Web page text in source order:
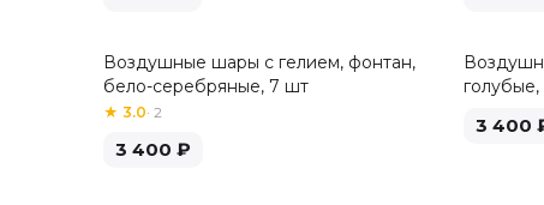
Воздушные шары с гелием, фонтан,
бело-серебряные, 7 шт
★ 3.0· 2
3 400 ₽
3 400